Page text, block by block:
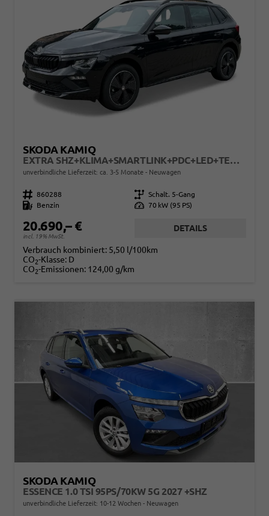
SKODA KAMIQ
EXTRA SHZ+KLIMA+SMARTLINK+PDC+LED+TEMPOMAT
unverbindliche Lieferzeit: ca. 3-5 Monate Neuwagen
Fahrzeugnr. 860288 Getriebe Schalt. 5-Gang
Kraftstoff
Benzin Leistung 70 kW (95 PS)
20.690,– €
incl. 19% MwSt.
DETAILS
Verbrauch kombiniert: 5,50 l/100km
CO2-Klasse: D
CO2-Emissionen: 124,00 g/km
SKODA KAMIQ
ESSENCE 1.0 TSI 95PS/70KW 5G 2027 +SHZ
unverbindliche Lieferzeit: 10-12 Wochen Neuwagen